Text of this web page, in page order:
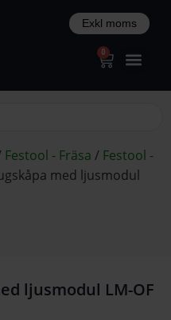
0
Festool - Fräsa / Festool -
med ljusmodul
ljusmodul LM-OF